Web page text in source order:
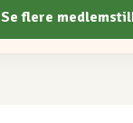
Se flere